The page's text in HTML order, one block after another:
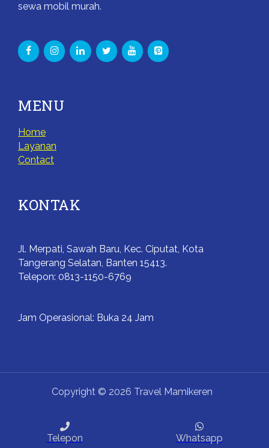
sewa mobil murah.
MENU
Home
Layanan
Contact
KONTAK
Jl. Merpati, Sawah Baru, Kec. Ciputat, Kota
Tangerang Selatan, Banten 15413.
Telepon: 0813-1150-6769
Jam Operasional: Buka 24 Jam
Copyright © 2026 Travel Mamikeren
Powered by Travel Mamikeren
Telepon
Whatsapp